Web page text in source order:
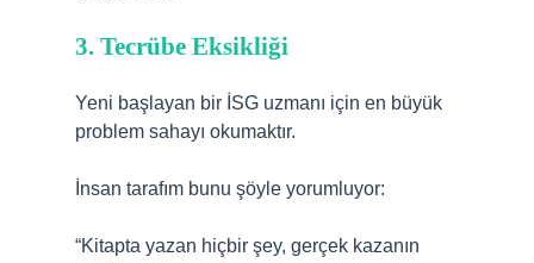
3. Tecrübe Eksikliği
Yeni başlayan bir İSG uzmanı için en büyük
problem sahayı okumaktır.
İnsan tarafım bunu şöyle yorumluyor:
“Kitapta yazan hiçbir şey, gerçek kazanın